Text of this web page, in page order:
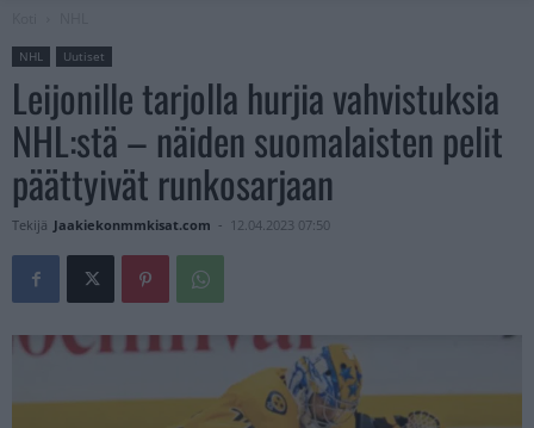
NHL Uutiset
Leijonille tarjolla hurjia vahvistuksia
NHL:stä – näiden suomalaisten pelit
päättyivät runkosarjaan
Tekijä Jaakiekonmmkisat.com - 12.04.2023 07:50